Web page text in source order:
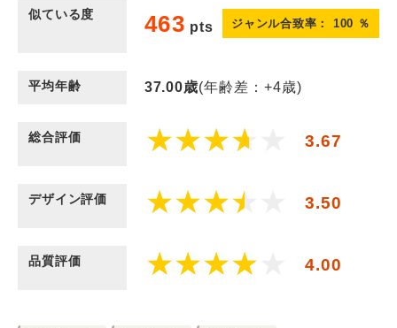
似ている度 463 pts ジャンル合致率： 100 ％
平均年齢 37.00歳(年齢差：+4歳)
総合評価 3.67
デザイン評価 3.50
品質評価 4.00